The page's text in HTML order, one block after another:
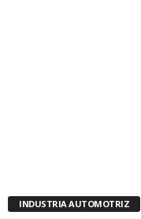
INDUSTRIA AUTOMOTRIZ